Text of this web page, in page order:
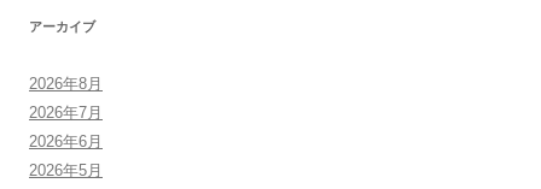
アーカイブ
2026年8月
2026年7月
2026年6月
2026年5月